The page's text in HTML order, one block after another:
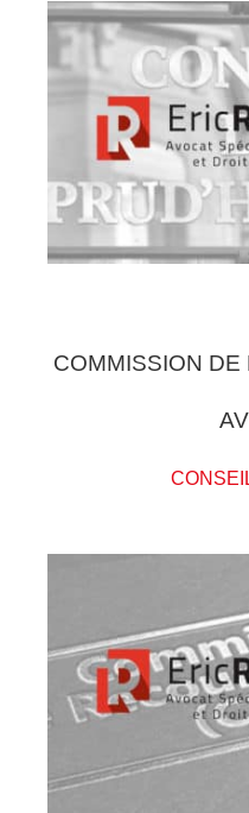
COMMISSION